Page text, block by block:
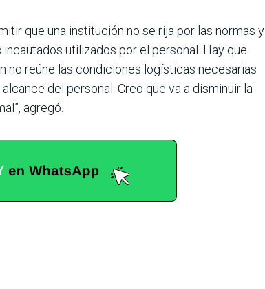
que una institución no se rija por las normas y
utilizados por el personal. Hay que
no reúne las condi­ciones logísticas necesarias
del personal. Creo que va a disminuir la
agregó.